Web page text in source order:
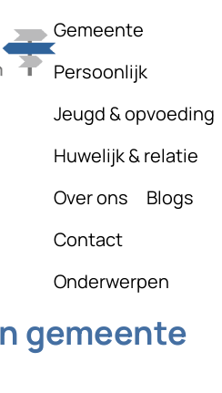
Gemeente
Persoonlijk
Jeugd & opvoeding
Huwelijk & relatie
Over ons
Blogs
Contact
Onderwerpen
gemeente